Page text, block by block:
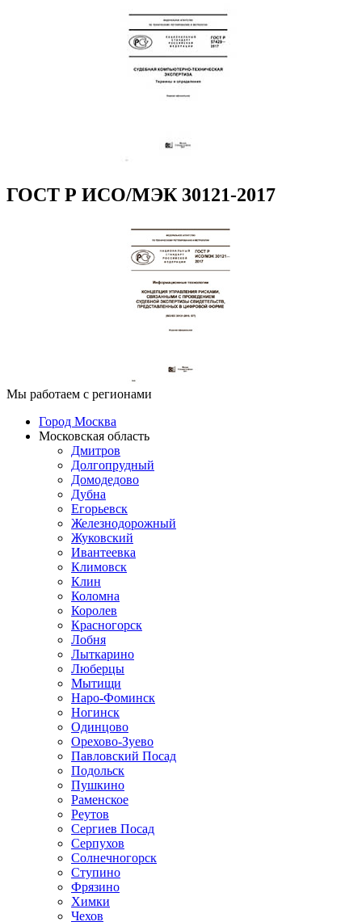
ГОСТ Р ИСО/МЭК 30121-2017
Мы работаем с регионами
Город Москва
Московская область
Дмитров
Долгопрудный
Домодедово
Дубна
Егорьевск
Железнодорожный
Жуковский
Ивантеевка
Климовск
Клин
Коломна
Королев
Красногорск
Лобня
Лыткарино
Люберцы
Мытищи
Наро-Фоминск
Ногинск
Одинцово
Орехово-Зуево
Павловский Посад
Подольск
Пушкино
Раменское
Реутов
Сергиев Посад
Серпухов
Солнечногорск
Ступино
Фрязино
Химки
Чехов